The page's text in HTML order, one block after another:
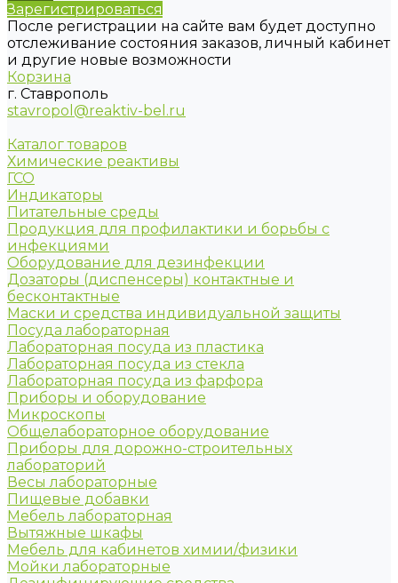
Зарегистрироваться
После регистрации на сайте вам будет доступно
отслеживание состояния заказов, личный кабинет
и другие новые возможности
Корзина
г. Ставрополь
stavropol@reaktiv-bel.ru
Каталог товаров
Химические реактивы
ГСО
Индикаторы
Питательные среды
Продукция для профилактики и борьбы с
инфекциями
Оборудование для дезинфекции
Дозаторы (диспенсеры) контактные и
бесконтактные
Маски и средства индивидуальной защиты
Посуда лабораторная
Лабораторная посуда из пластика
Лабораторная посуда из стекла
Лабораторная посуда из фарфора
Приборы и оборудование
Микроскопы
Общелабораторное оборудование
Приборы для дорожно-строительных
лабораторий
Весы лабораторные
Пищевые добавки
Мебель лабораторная
Вытяжные шкафы
Мебель для кабинетов химии/физики
Мойки лабораторные